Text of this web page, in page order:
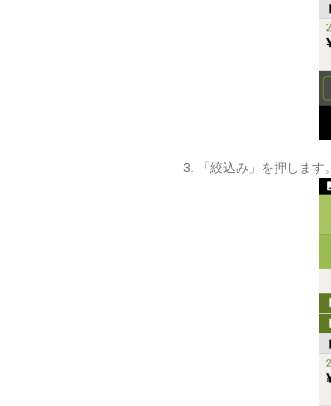
3. 「絞込み」を押します。